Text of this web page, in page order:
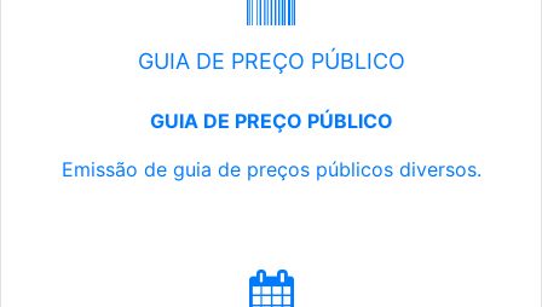
GUIA DE PREÇO PÚBLICO
GUIA DE PREÇO PÚBLICO
Emissão de guia de preços públicos diversos.